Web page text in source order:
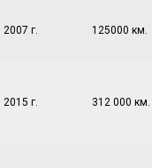
2007 г. 125000 км.
2015 г. 312 000 км.